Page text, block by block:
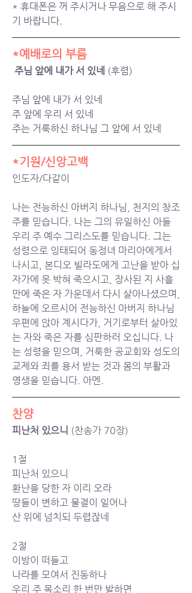
* 휴대폰은 꺼 주시거나 무음으로 해 주시
기 바랍니다.
*예배로의 부름
주님 앞에 내가 서 있네 (후렴)
주님 앞에 내가 서 있네
주 앞에 우리 서 있네
주는 거룩하신 하나님 그 앞에 서 있네
*기원/신앙고백
인도자/다같이
나는 전능하신 아버지 하나님, 천지의 창조
주를 믿습니다. 나는 그의 유일하신 아들
우리 주 예수 그리스도를 믿습니다. 그는
성령으로 잉태되어 동정녀 마리아에게서
나시고, 본디오 빌라도에게 고난을 받아 십
자가에 못 박혀 죽으시고, 장사된 지 사흘
만에 죽은 자 가운데서 다시 살아나셨으며,
하늘에 오르시어 전능하신 아버지 하나님
우편에 앉아 계시다가, 거기로부터 살아있
는 자와 죽은 자를 심판하러 오십니다. 나
는 성령을 믿으며, 거룩한 공교회와 성도의
교제와 죄를 용서 받는 것과 몸의 부활과
영생을 믿습니다. 아멘.
찬양
피난처 있으니 (찬송가 70장)
1절
피난처 있으니
환난을 당한 자 이리 오라
땅들이 변하고 물결이 일어나
산 위에 넘치되 두렵잖네
2절
이방이 떠들고
나라를 모여서 진동하나
우리 주 목소리 한 번만 발하면